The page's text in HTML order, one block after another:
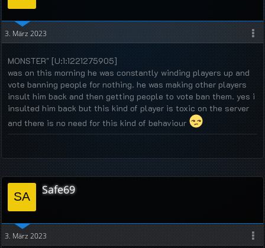
3. März 2023
MONSTER" [U:1:1221275905]
was on this morning he was constantly winding players up and
vote banning people for nothing. he was making other players
insult him back and then getting people to vote ban them. yes i
insulted him back but this kind of player is toxic on the server
and there is no need for this kind of behaviour
Safe69
3. März 2023